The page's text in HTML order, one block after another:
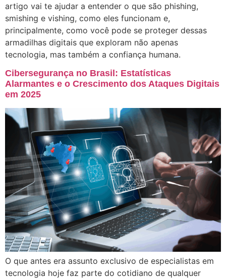
artigo vai te ajudar a entender o que são phishing,
smishing e vishing, como eles funcionam e,
principalmente, como você pode se proteger dessas
armadilhas digitais que exploram não apenas
tecnologia, mas também a confiança humana.
Cibersegurança no Brasil: Estatísticas
Alarmantes e o Crescimento dos Ataques Digitais
em 2025
O que antes era assunto exclusivo de especialistas em
tecnologia hoje faz parte do cotidiano de qualquer